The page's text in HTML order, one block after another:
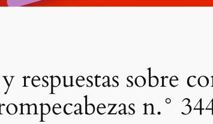
respuestas sobre
n.°